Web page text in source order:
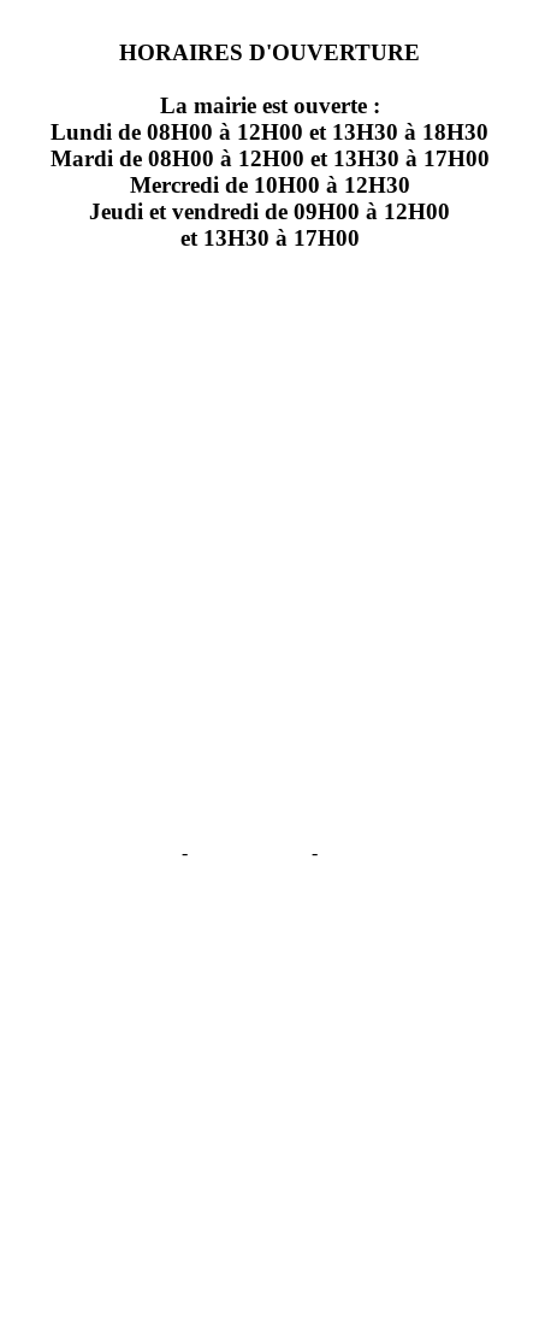
HORAIRES D'OUVERTURE
La mairie est ouverte :
Lundi de 08H00 à 12H00 et 13H30 à 18H30
Mardi de 08H00 à 12H00 et 13H30 à 17H00
Mercredi de 10H00 à 12H30
Jeudi et vendredi de 09H00 à 12H00
et 13H30 à 17H00
- -